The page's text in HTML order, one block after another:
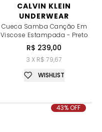
CALVIN KLEIN
UNDERWEAR
Cueca Samba Canção Em
Viscose Estampada - Preto
R$ 239,00
3 X R$ 79,67
WISHLIST
43% OFF